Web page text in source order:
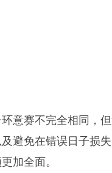
意赛不完全相同，
避免在错误日子损
加全面。